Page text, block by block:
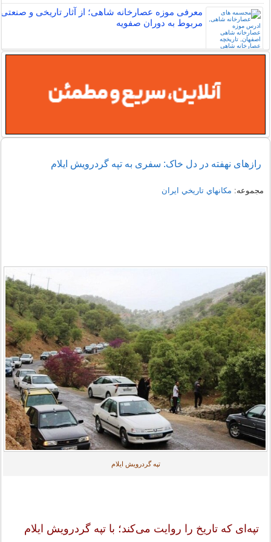
معرفی موزه عصارخانه شاهی؛ از آثار تاریخی و صنعتی
مربوط به دوران صفویه
رازهای نهفته در دل خاک: سفری به تپه گردرویش ایلام
مجموعه: مكانهاي تاريخي ايران
تپه گردرویش ایلام
تپه‌ای که تاریخ را روایت می‌کند؛ با تپه گردرویش ایلام